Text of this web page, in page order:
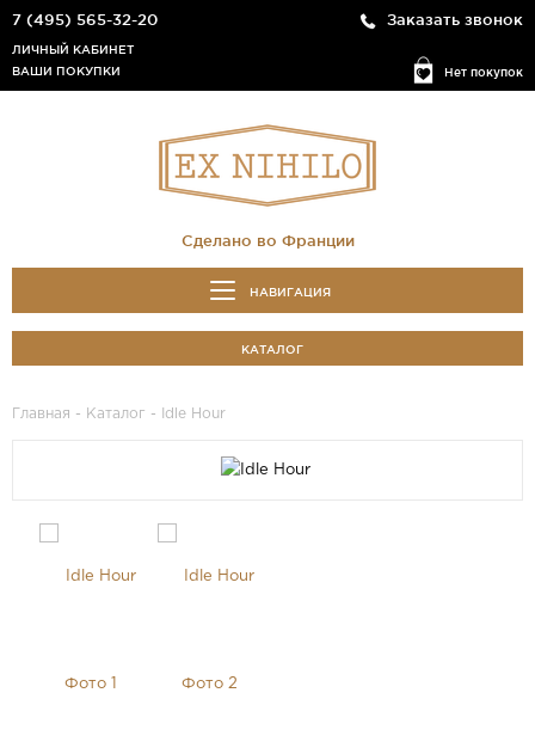
7 (495) 565-32-20 Заказать звонок
Нет покупок
ЛИЧНЫЙ КАБИНЕТ
ВАШИ ПОКУПКИ
Сделано во Франции
НАВИГАЦИЯ
КАТАЛОГ
Главная - Каталог - Idle Hour